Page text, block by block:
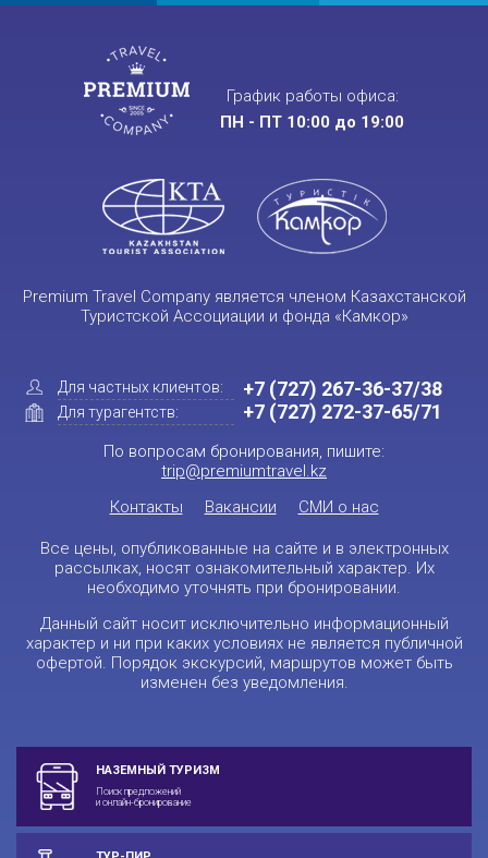
График работы офиса:
ПН - ПТ 10:00 до 19:00
Premium Travel Company является членом Казахстанской
Туристской Ассоциации и фонда «Камкор»
Для частных клиентов:
Для турагентств:
+7 (727) 267-36-37/38
+7 (727) 272-37-65/71
По вопросам бронирования, пишите:
trip@premiumtravel.kz
Контакты
Вакансии СМИ о нас
Все цены, опубликованные на сайте и в электронных
рассылках, носят ознакомительный характер. Их
необходимо уточнять при бронировании.
Данный сайт носит исключительно информационный
характер и ни при каких условиях не является публичной
офертой. Порядок экскурсий, маршрутов может быть
изменен без уведомления.
НАЗЕМНЫЙ ТУРИЗМ
Поиск предложений
и онлайн-бронирование